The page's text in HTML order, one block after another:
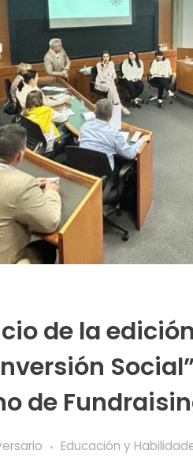
de la
de
Educación y